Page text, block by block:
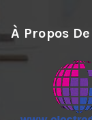
À Propos